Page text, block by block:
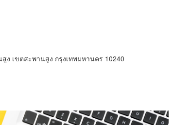
ง เขตสะพานสูง กรุงเทพมหานคร 10240